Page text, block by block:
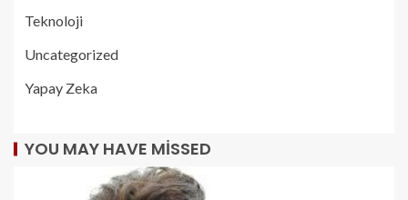
Teknoloji
Uncategorized
Yapay Zeka
YOU MAY HAVE MISSED